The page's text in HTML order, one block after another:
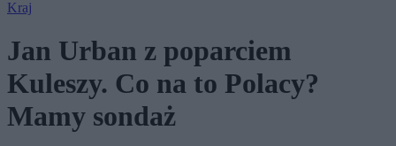
Kraj
Jan Urban z poparciem
Kuleszy. Co na to Polacy?
Mamy sondaż